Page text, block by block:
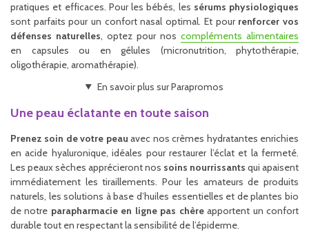
pratiques et efficaces. Pour les bébés, les sérums physiologiques
sont parfaits pour un confort nasal optimal. Et pour renforcer vos
défenses naturelles, optez pour nos compléments alimentaires
en capsules ou en gélules (micronutrition, phytothérapie,
oligothérapie, aromathérapie).
En savoir plus sur Parapromos
Une peau éclatante en toute saison
Prenez soin de votre peau avec nos crèmes hydratantes enrichies
en acide hyaluronique, idéales pour restaurer l’éclat et la fermeté.
Les peaux sèches apprécieront nos soins nourrissants qui apaisent
immédiatement les tiraillements. Pour les amateurs de produits
naturels, les solutions à base d’huiles essentielles et de plantes bio
de notre parapharmacie en ligne pas chèreapportent un confort
durable tout en respectant la sensibilité de l’épiderme.